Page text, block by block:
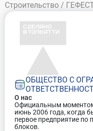
Строительство /
ОБЩЕСТВО С
О нас
Официальным
июнь 2006 года, когда
первое предприятие по
блоков.